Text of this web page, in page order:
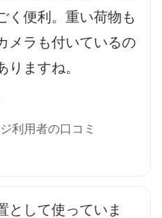
く便利。重い荷物も
メラも付いているの
りますね。
利用者の口コミ
として使っていま